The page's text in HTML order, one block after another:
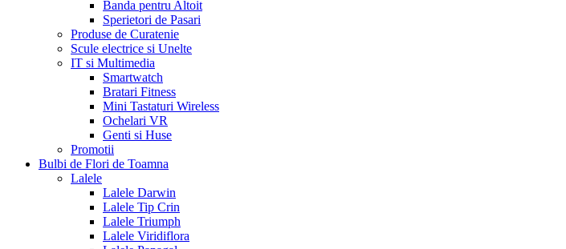
Banda pentru Altoit
Sperietori de Pasari
Produse de Curatenie
Scule electrice si Unelte
IT si Multimedia
Smartwatch
Bratari Fitness
Mini Tastaturi Wireless
Ochelari VR
Genti si Huse
Promotii
Bulbi de Flori de Toamna
Lalele
Lalele Darwin
Lalele Tip Crin
Lalele Triumph
Lalele Viridiflora